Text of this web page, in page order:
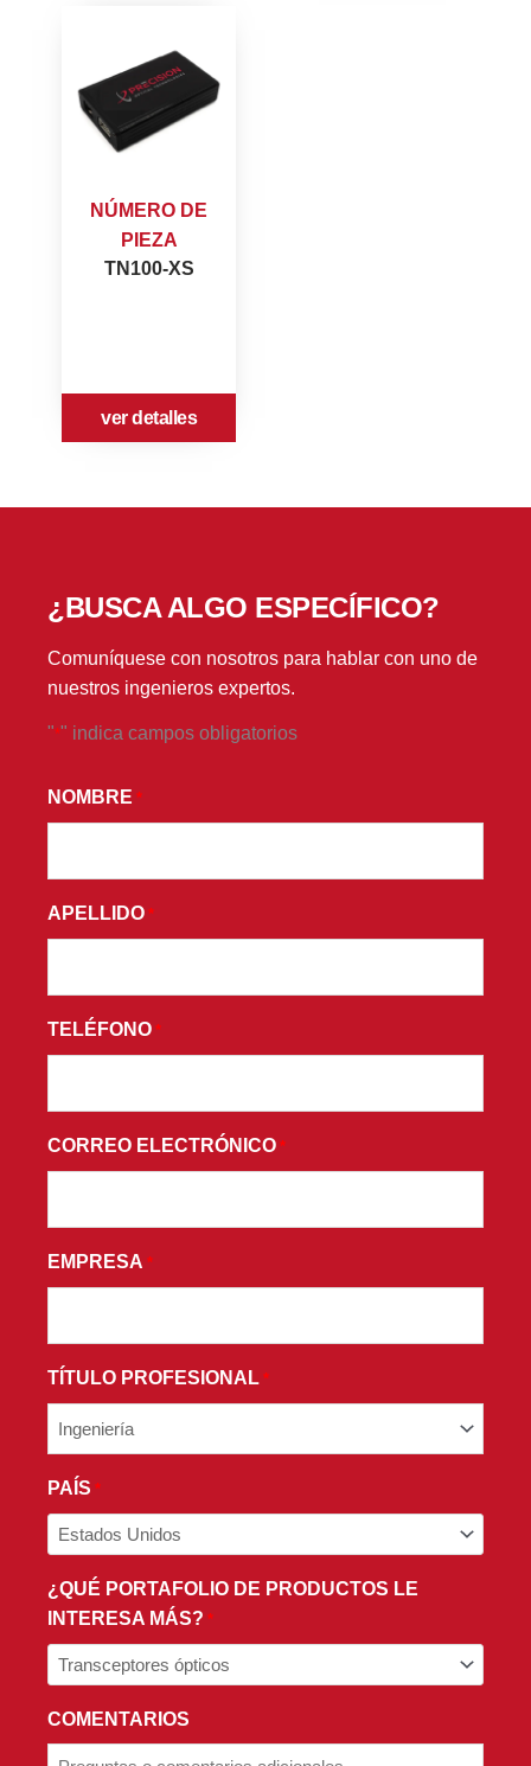
NÚMERO DE
PIEZA
TN100-XS
ver detalles
¿BUSCA ALGO ESPECÍFICO?
Comuníquese con nosotros para hablar con uno de
nuestros ingenieros expertos.
"*" indica campos obligatorios
NOMBRE *
APELLIDO *
TELÉFONO *
CORREO ELECTRÓNICO *
EMPRESA *
TÍTULO PROFESIONAL *
PAÍS *
¿QUÉ PORTAFOLIO DE PRODUCTOS LE
INTERESA MÁS? *
COMENTARIOS
AL
ENVIAR
FORMULARIO,
ACEPTA
RECIBIR
PROMOCIONALES
Y
TÉRMINOS
NUESTRA
*